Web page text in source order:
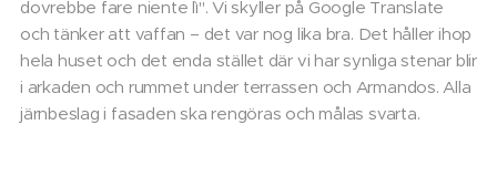
dovrebbe fare niente lì". Vi skyller på Google Translate
och tänker att vaffan – det var nog lika bra. Det håller ihop
hela huset och det enda stället där vi har synliga stenar blir
i arkaden och rummet under terrassen och Armandos. Alla
järnbeslag i fasaden ska rengöras och målas svarta.